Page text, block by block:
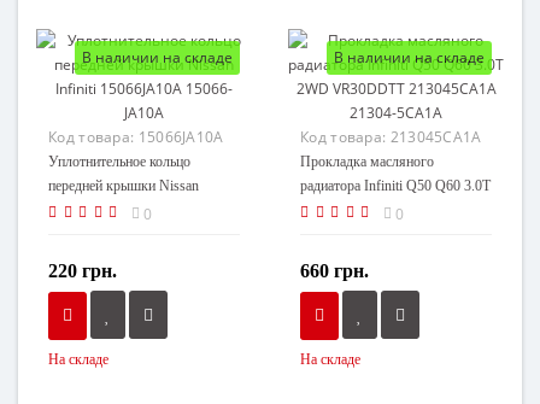
В наличии на складе
Код товара: 15066JA10A
Уплотнительное кольцо
передней крышки Nissan
Infiniti 15066JA10A 15066-
0
220 грн.
На складе
В наличии на складе
Код товара: 213045CA1A
Прокладка масляного
радиатора Infiniti Q50 Q60 3.0T
2WD VR30DDTT
0
660 грн.
На складе